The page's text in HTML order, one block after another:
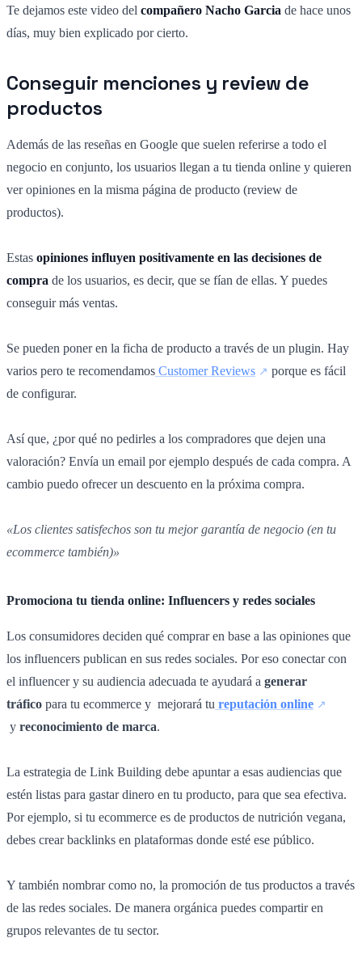
Te dejamos este video del compañero Nacho Garcia de hace unos
días, muy bien explicado por cierto.
Conseguir menciones y review de
productos
Además de las reseñas en Google que suelen referirse a todo el
negocio en conjunto, los usuarios llegan a tu tienda online y quieren
ver opiniones en la misma página de producto (review de
productos).
Estas opiniones influyen positivamente en las decisiones de
compra de los usuarios, es decir, que se fían de ellas. Y puedes
conseguir más ventas.
Se pueden poner en la ficha de producto a través de un plugin. Hay
varios pero te recomendamos Customer Reviews
porque es fácil
de configurar.
Así que, ¿por qué no pedirles a los compradores que dejen una
valoración? Envía un email por ejemplo después de cada compra. A
cambio puedo ofrecer un descuento en la próxima compra.
«Los clientes satisfechos son tu mejor garantía de negocio (en tu
ecommerce también)»
Promociona tu tienda online: Influencers y redes sociales
Los consumidores deciden qué comprar en base a las opiniones que
los influencers publican en sus redes sociales. Por eso conectar con
el influencer y su audiencia adecuada te ayudará a generar
tráfico para tu ecommerce y mejorará tu reputación online
y reconocimiento de marca.
La estrategia de Link Building debe apuntar a esas audiencias que
estén listas para gastar dinero en tu producto, para que sea efectiva.
Por ejemplo, si tu ecommerce es de productos de nutrición vegana,
debes crear backlinks en plataformas donde esté ese público.
Y también nombrar como no, la promoción de tus productos a través
de las redes sociales. De manera orgánica puedes compartir en
grupos relevantes de tu sector.